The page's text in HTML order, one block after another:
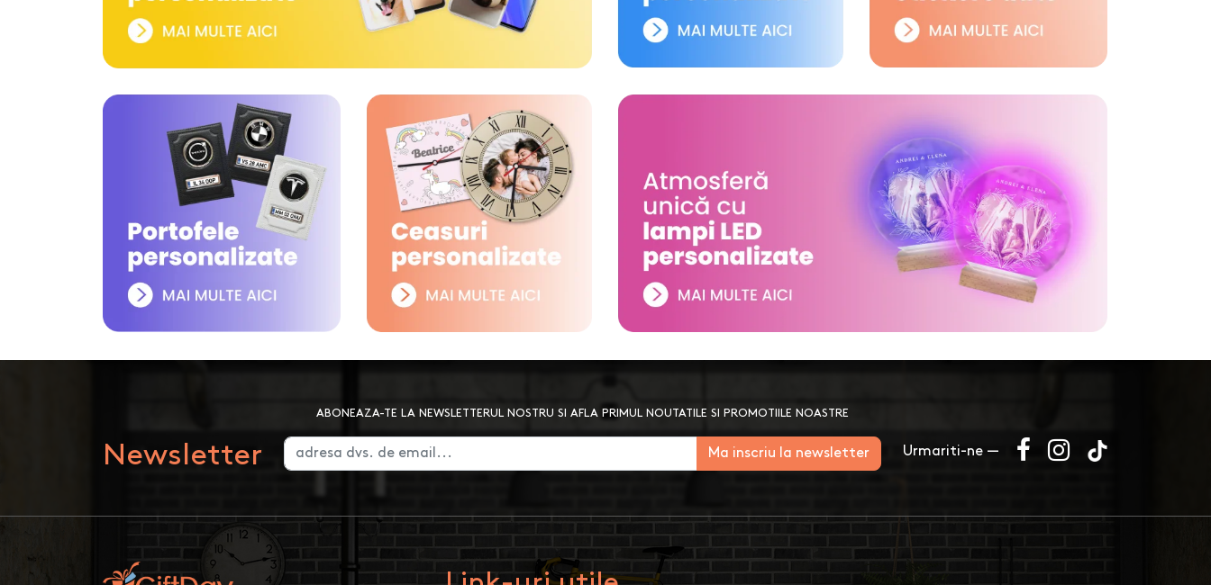
Newsletter
ABONEAZA-TE LA NEWSLETTERUL NOSTRU SI AFLA PRIMUL NOUTATILE SI PROMOTIILE NOASTRE
Ma inscriu la newsletter Urmariti-ne —